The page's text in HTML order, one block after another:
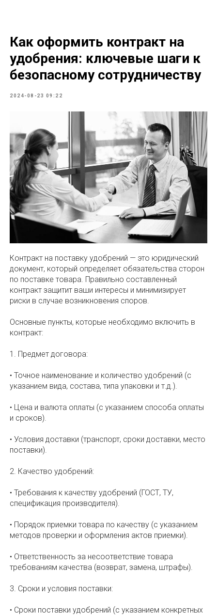
Как оформить контракт на
удобрения: ключевые шаги к
безопасному сотрудничеству
2024-08-23 09:22
Контракт на поставку удобрений — это юридический
документ, который определяет обязательства сторон
по поставке товара. Правильно составленный
контракт защитит ваши интересы и минимизирует
риски в случае возникновения споров.
Основные пункты, которые необходимо включить в
контракт:
1. Предмет договора:
• Точное наименование и количество удобрений (с
указанием вида, состава, типа упаковки и т.д.).
• Цена и валюта оплаты (с указанием способа оплаты
и сроков).
• Условия доставки (транспорт, сроки доставки, место
поставки).
2. Качество удобрений:
• Требования к качеству удобрений (ГОСТ, ТУ,
спецификация производителя).
• Порядок приемки товара по качеству (с указанием
методов проверки и оформления актов приемки).
• Ответственность за несоответствие товара
требованиям качества (возврат, замена, штрафы).
3. Сроки и условия поставки:
• Сроки поставки удобрений (с указанием конкретных